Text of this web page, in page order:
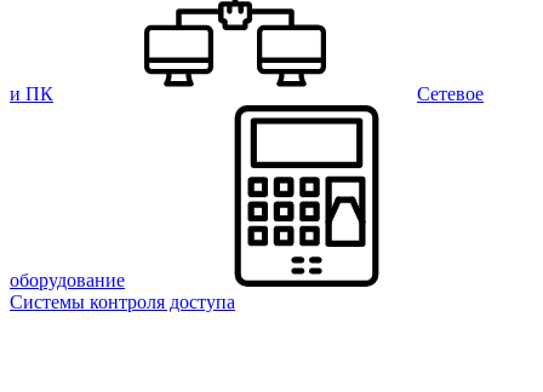
и ПК Сетевое
оборудование
Системы контроля доступа